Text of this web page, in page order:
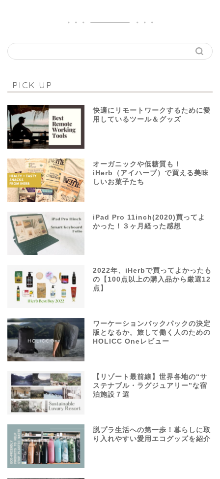
PICK UP
快適にリモートワークするために愛
用しているツール＆グッズ
オーガニックや低糖質も！
iHerb（アイハーブ）で買える美味
しいお菓子たち
iPad Pro 11inch(2020)買ってよ
かった！３ヶ月経った感想
2022年、iHerbで買ってよかったも
の【100点以上の購入品から厳選12
点】
ワーケーションバックパックの決定
版となるか。旅して働く人のための
HOLICC Oneレビュー
【リゾート最前線】世界各地の“サ
ステナブル・ラグジュアリー”な宿
泊施設７選
脱プラ生活への第一歩！暮らしに取
り入れやすい愛用エコグッズを紹介